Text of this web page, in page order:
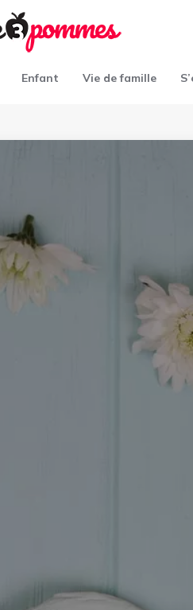
Enfant Vie de famille